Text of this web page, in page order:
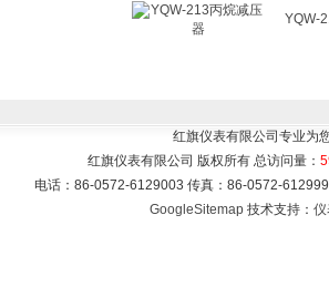
YQW-
红旗仪表有限公司专业为
红旗仪表有限公司 版权所有 总访问量：
电话：86-0572-6129003 传真：86-0572-
GoogleSitemap技术支持： 仪